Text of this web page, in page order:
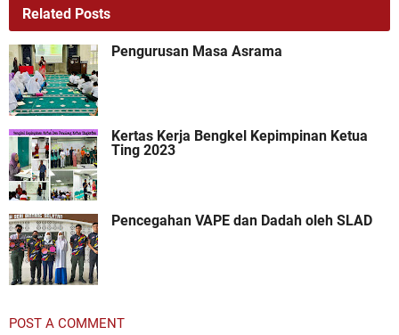
Related Posts
Pengurusan Masa Asrama
Kertas Kerja Bengkel Kepimpinan Ketua
Ting 2023
Pencegahan VAPE dan Dadah oleh SLAD
POST A COMMENT